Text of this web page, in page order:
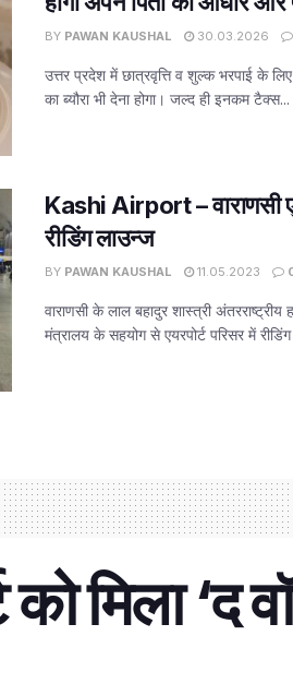
BY PAWAN KAUSHAL 30.03.2026
उत्तर प्रदेश में छात्रवृत्ति व शुल्क भरपाई के
का ब्यौरा भी देना होगा। जल्द ही इनकम टैक्स...
Kashi Airport – वाराणसी
रीडिंग लाउन्ज
BY PAWAN KAUSHAL 11.05.2023
वाराणसी के लाल बहादुर शास्त्री
मंत्रालय के सहयोग से एयरपोर्ट परिसर में
को मिला